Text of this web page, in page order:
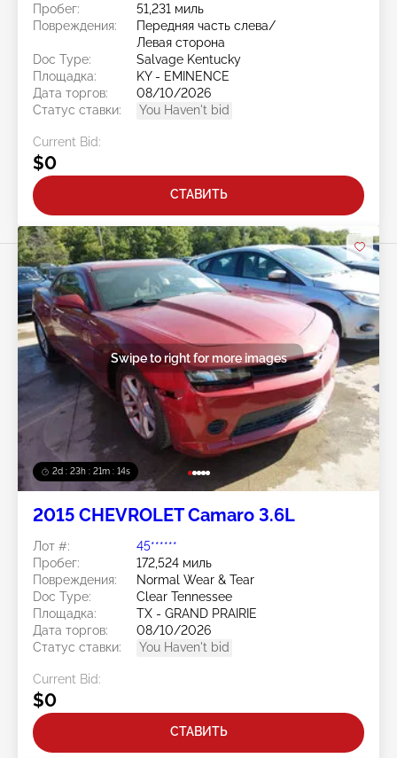
Пробег:
51,231 миль
Повреждения:
Передняя часть слева/
Левая сторона
Doc Type:
Salvage Kentucky
Площадка:
KY - EMINENCE
Дата торгов:
08/10/2026
Статус ставки:
You Haven't bid
Current Bid:
$0
СТАВИТЬ
2d : 23h : 21m : 11s
Swipe to right for more images
2015 CHEVROLET Camaro 3.6L
Лот #:
45******
Пробег:
172,524 миль
Повреждения:
Normal Wear & Tear
Doc Type:
Clear Tennessee
Площадка:
TX - GRAND PRAIRIE
Дата торгов:
08/10/2026
Статус ставки:
You Haven't bid
Current Bid:
$0
СТАВИТЬ